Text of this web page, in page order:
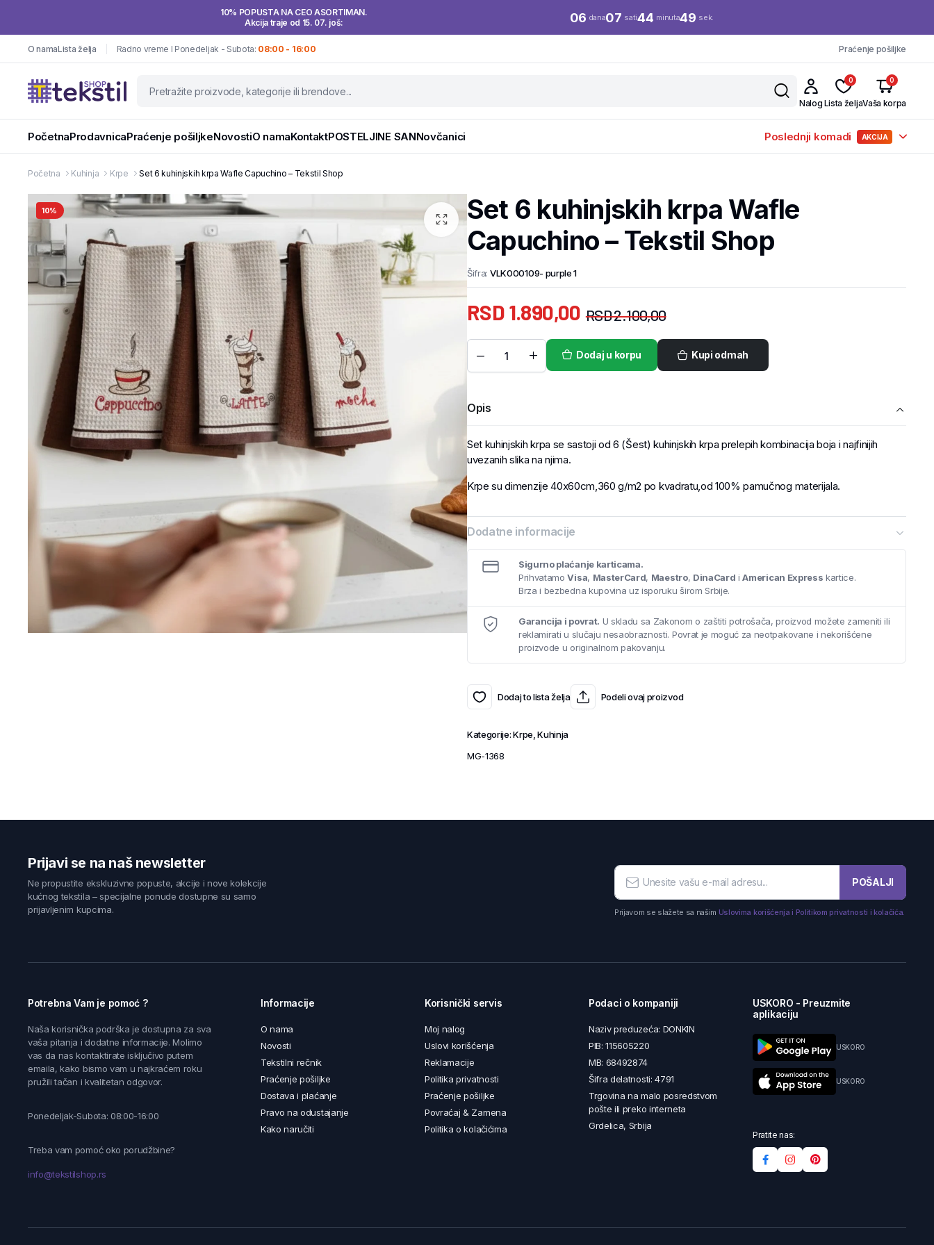
10% POPUSTA NA CEO ASORTIMAN.
Akcija traje od 15. 07. još:
06 dana07 sati44 minuta48 sek.
O namaLista želja Radno vreme I Ponedeljak - Subota: 08:00 - 16:00 Praćenje pošiljke
Nalog
0
Lista želja
0
Vaša korpa
PočetnaProdavnicaPraćenje pošiljkeNovostiO namaKontaktPOSTELJINE SANNovčanici Poslednji komadi AKCIJA
Početna Kuhinja Krpe Set 6 kuhinjskih krpa Wafle Capuchino – Tekstil Shop
10%
Set 6 kuhinjskih krpa Wafle
Capuchino – Tekstil Shop
Šifra: VLK000109- purple 1
RSD2.100,00
RSD1.890,00
Dodaj u korpu Kupi odmah
Opis
Set kuhinjskih krpa se sastoji od 6 (Šest) kuhinjskih krpa prelepih kombinacija boja i najfinijih
uvezanih slika na njima.
Krpe su dimenzije 40x60cm,360 g/m2 po kvadratu,od 100% pamučnog materijala.
Dodatne informacije
Sigurno plaćanje karticama.
PrihvatamoVisa, MasterCard, Maestro, DinaCard iAmerican Express kartice.
Brza i bezbedna kupovina uz isporuku širom Srbije.
Garancija i povrat. U skladu sa Zakonom o zaštiti potrošača, proizvod možete zameniti ili
reklamirati u slučaju nesaobraznosti. Povrat je moguć za neotpakovane i nekorišćene
proizvode u originalnom pakovanju.
Dodaj to lista želja Podeli ovaj proizvod
Kategorije:Krpe ,Kuhinja
MG-1368
Prijavi se na naš newsletter
Ne propustite ekskluzivne popuste, akcije i nove kolekcije
kućnog tekstila – specijalne ponude dostupne su samo
prijavljenim kupcima.
POŠALJI
Prijavom se slažete sa našim Uslovima korišćenja i Politikom privatnosti i kolačića.
Potrebna Vam je pomoć ?
Naša korisnička podrška je dostupna za sva
vaša pitanja i dodatne informacije. Molimo
vas da nas kontaktirate isključivo putem
emaila, kako bismo vam u najkraćem roku
pružili tačan i kvalitetan odgovor.
Ponedeljak-Subota: 08:00-16:00
Treba vam pomoć oko porudžbine?
info@tekstilshop.rs
Informacije
O nama
Novosti
Tekstilni rečnik
Praćenje pošiljke
Dostava i plaćanje
Pravo na odustajanje
Kako naručiti
Korisnički servis
Moj nalog
Uslovi korišćenja
Reklamacije
Politika privatnosti
Praćenje pošiljke
Povraćaj & Zamena
Politika o kolačićima
Podaci o kompaniji
Naziv preduzeća: DONKIN
PIB: 115605220
MB: 68492874
Šifra delatnosti: 4791
Trgovina na malo posredstvom
pošte ili preko interneta
Grdelica, Srbija
USKORO - Preuzmite
aplikaciju
USKORO
USKORO
Pratite nas: